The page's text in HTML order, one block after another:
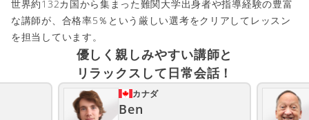
世界約132カ国から集まった難関大学出身者や指導経験の豊富
な講師が、合格率5％という厳しい選考をクリアしてレッスン
を担当しています。
優しく親しみやすい講師と
リラックスして日常会話！
カナダ
Ben